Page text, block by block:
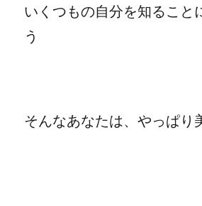
いくつもの自分を知ること
う
そんなあなたは、やっぱり